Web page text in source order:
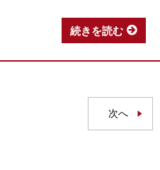
続きを読む
次へ